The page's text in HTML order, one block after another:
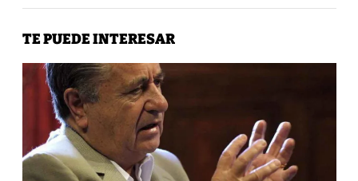
TE PUEDE INTERESAR